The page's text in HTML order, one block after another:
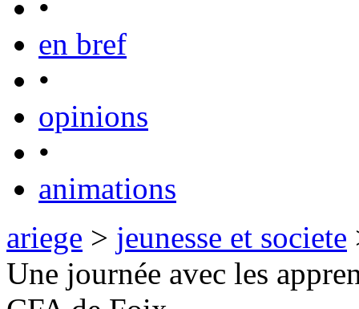
•
en bref
•
opinions
•
animations
ariege > jeunesse et societe
Une journée avec les